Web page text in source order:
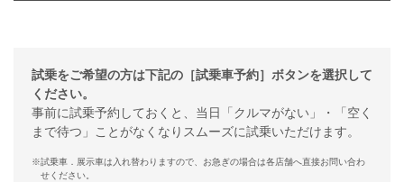
試乗をご希望の方は下記の［試乗車予約］ボタンを選択して
ください。
事前に試乗予約しておくと、当日「クルマがない」・「空く
まで待つ」ことがなくなりスムーズに試乗いただけます。
※試乗車．展示車は入れ替わりますので、お急ぎの場合は各店舗へ直接お問い合わ
せください。